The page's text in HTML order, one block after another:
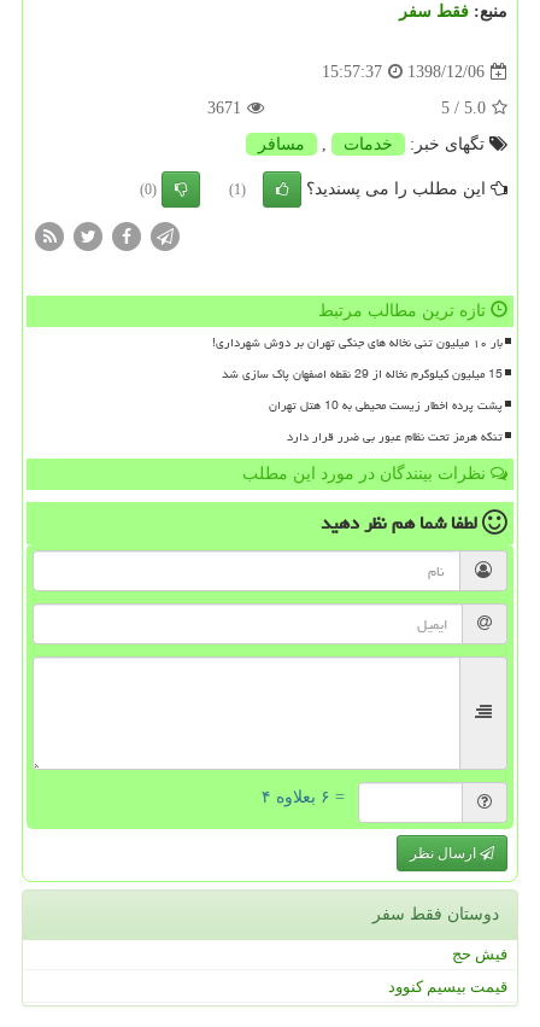
منبع: فقط سفر
1398/12/06
15:57:37
5.0
/ 5
3671
تگهای خبر:
خدمات , مسافر
این مطلب را می پسندید؟ (1)
(0)
تازه ترین مطالب مرتبط
بار ۱۰ میلیون تنی نخاله های جنگی تهران بر دوش شهرداری!
15 میلیون کیلوگرم نخاله از 29 نقطه اصفهان پاک سازی شد
پشت پرده اخطار زیست محیطی به 10 هتل تهران
تنگه هرمز تحت نظام عبور بی ضرر قرار دارد
نظرات بینندگان در مورد این مطلب
لطفا شما همنظر دهید
= ۶ بعلاوه ۴
ارسال نظر
دوستان فقط سفر
فیش حج
قیمت بیسیم کنوود